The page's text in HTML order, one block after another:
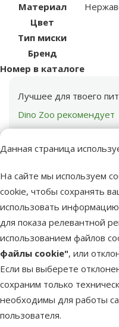
Данная страница
На сайте мы используем
cookie, чтобы сохранять
использовать
для показа релевантной
использованием файлов
файлы cookie", или
Если вы выберете
сохраним только
необходимы для работы
пользователя.
Материал
Цвет
Тип миски
Бренд
Номер в каталоге
Лучшее для твоего
Dino Zoo рекомендует
марка
Миска для
Dog Fantasy
Размер собаки
Средняя